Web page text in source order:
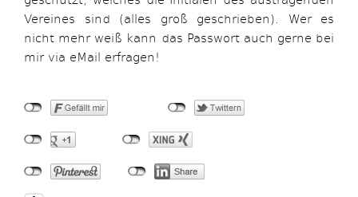
Vereines sind (alles groß geschrieben). Wer es
nicht mehr weiß kann das Passwort auch gerne bei
mir via eMail erfragen!